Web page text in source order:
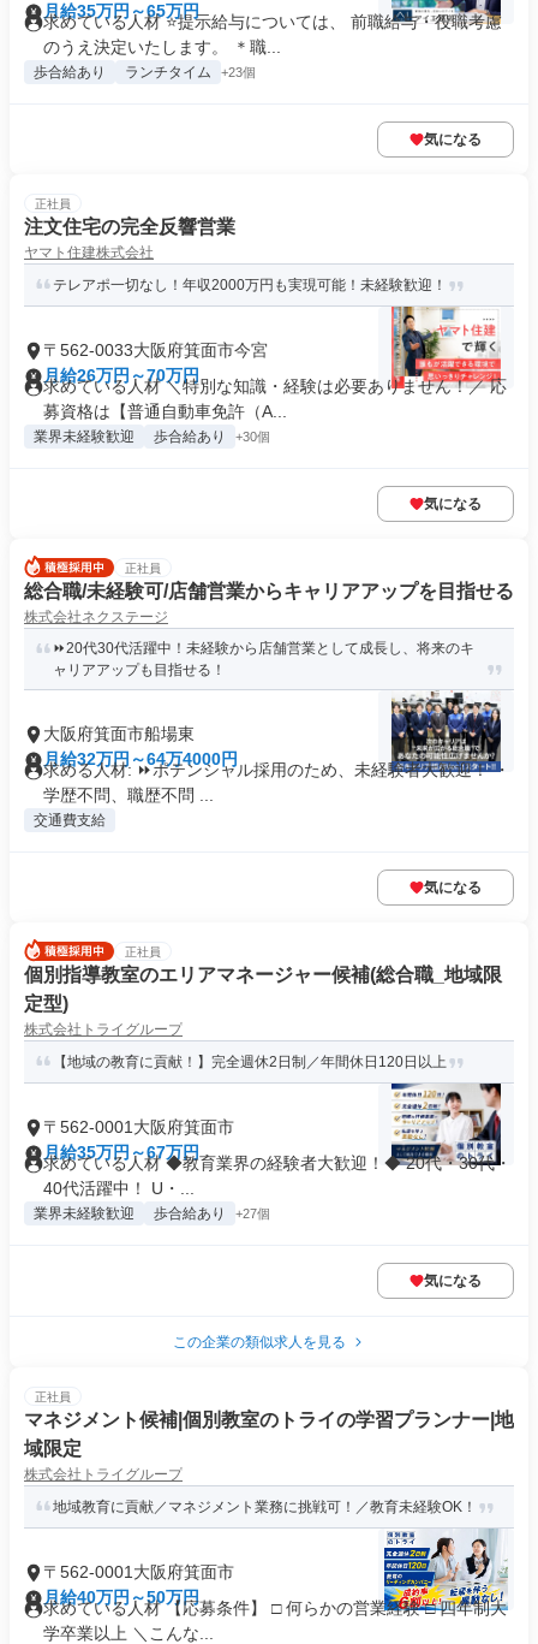
月給35万円～65万円
求めている人材 ⭐提示給与については、 前職給与・役職考慮
のうえ決定いたします。 ＊職...
歩合給あり ランチタイム +23個
気になる
正社員
注文住宅の完全反響営業
ヤマト住建株式会社
テレアポ一切なし！年収2000万円も実現可能！未経験歓迎！
〒562-0033大阪府箕面市今宮
月給26万円～70万円
求めている人材 ＼特別な知識・経験は必要ありません！／ 応
募資格は【普通自動車免許（A...
業界未経験歓迎 歩合給あり +30個
気になる
正社員
総合職/未経験可/店舗営業からキャリアアップを目指せる
株式会社ネクステージ
⏩️20代30代活躍中！未経験から店舗営業として成長し、将来のキ
ャリアアップも目指せる！
大阪府箕面市船場東
月給32万円～64万4000円
求める人材: ⏩️ポテンシャル採用のため、未経験者大歓迎！ ・
学歴不問、職歴不問 ...
交通費支給
気になる
正社員
個別指導教室のエリアマネージャー候補(総合職_地域限
定型)
株式会社トライグループ
【地域の教育に貢献！】完全週休2日制／年間休日120日以上
〒562-0001大阪府箕面市
月給35万円～67万円
求めている人材 ◆教育業界の経験者大歓迎！◆ 20代・30代・
40代活躍中！ U・...
業界未経験歓迎 歩合給あり +27個
気になる
この企業の類似求人を見る
正社員
マネジメント候補|個別教室のトライの学習プランナー|地
域限定
株式会社トライグループ
地域教育に貢献／マネジメント業務に挑戦可！／教育未経験OK！
〒562-0001大阪府箕面市
月給40万円～50万円
求めている人材 【応募条件】 □ 何らかの営業経験 □ 四年制大
学卒業以上 ＼こんな...